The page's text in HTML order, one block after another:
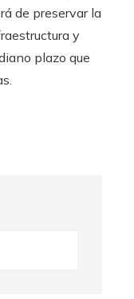
de preservar la
y
plazo que